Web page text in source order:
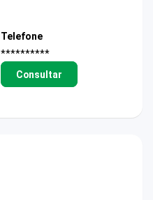
Telefone
**********
Consultar